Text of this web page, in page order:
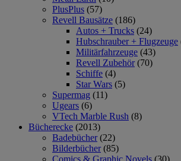
PlusPlus (57)
Revell Bausätze (186)
Autos + Trucks (24)
Hubschrauber + Flugzeuge
Militärfahrzeuge (43)
Revell Zubehör (70)
Schiffe (4)
Star Wars (5)
Supermag (11)
Ugears (6)
VTech Marble Rush (8)
Bücherecke (2013)
Badebücher (22)
Bilderbücher (85)
Comics & Graphic Novels (30)